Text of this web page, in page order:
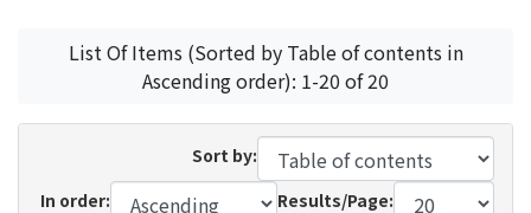
List Of Items (Sorted by Table of contents in
Ascending order): 1-20 of 20
Sort by:
In order:
Results/Page: